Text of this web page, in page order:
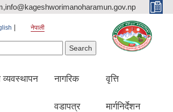
नेपाली
व्यवस्थापन नागरिक
वडापत्र
वृत्ति
मार्गनिर्देशन